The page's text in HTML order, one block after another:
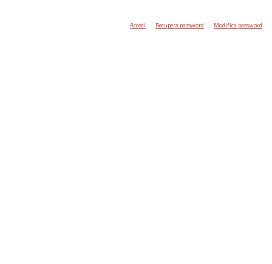
Accedi Recupera password Modifica password